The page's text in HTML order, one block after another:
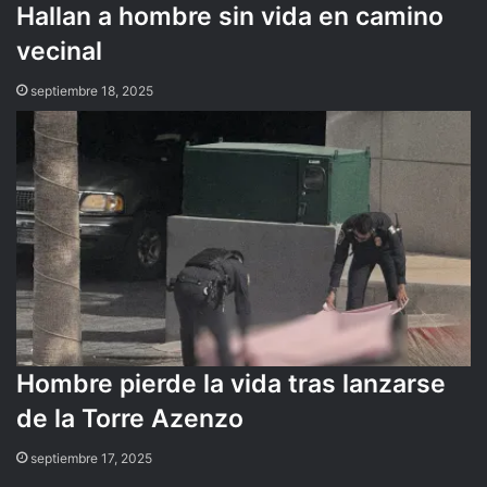
Hallan a hombre sin vida en camino
vecinal
septiembre 18, 2025
Hombre pierde la vida tras lanzarse
de la Torre Azenzo
septiembre 17, 2025